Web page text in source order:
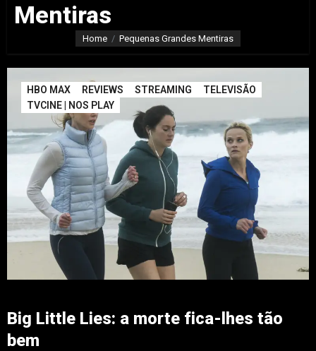
Mentiras
Home Pequenas Grandes Mentiras
HBO MAX REVIEWS STREAMING
TELEVISÃO
TVCINE | NOS PLAY
Big Little Lies: a morte fica-lhes tão
bem